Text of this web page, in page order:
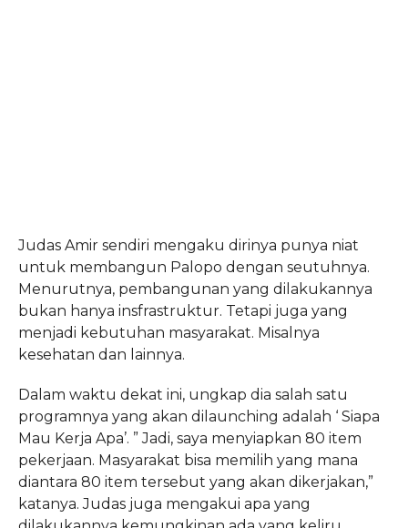
Judas Amir sendiri mengaku dirinya punya niat
untuk membangun Palopo dengan seutuhnya.
Menurutnya, pembangunan yang dilakukannya
bukan hanya insfrastruktur. Tetapi juga yang
menjadi kebutuhan masyarakat. Misalnya
kesehatan dan lainnya.
Dalam waktu dekat ini, ungkap dia salah satu
programnya yang akan dilaunching adalah ‘ Siapa
Mau Kerja Apa’. ” Jadi, saya menyiapkan 80 item
pekerjaan. Masyarakat bisa memilih yang mana
diantara 80 item tersebut yang akan dikerjakan,”
katanya. Judas juga mengakui apa yang